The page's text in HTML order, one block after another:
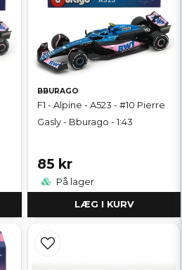
BBURAGO
F1 - Alpine - A523 - #10 Pierre
Gasly - Bburago - 1:43
85 kr
På lager
LÆG I KURV